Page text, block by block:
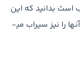
بدانید که این
آبشار در دل همین نخلستان­ها قرار دارد و آنها را نیز سیراب می­